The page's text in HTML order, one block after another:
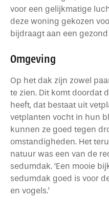
voor een gelijkmatige
deze woning gekozen
bijdraagt aan een
Omgeving
Op het dak zijn zowel
te zien. Dit komt doordat
heeft, dat bestaat uit
vetplanten vocht in hun
kunnen ze goed tegen
omstandigheden. Het
natuur was een van de
sedumdak. ‘Een mooie
sedumdak goed is voor
en vogels.’